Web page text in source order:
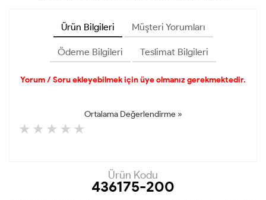
Ürün Bilgileri Müşteri Yorumları
Ödeme Bilgileri Teslimat Bilgileri
Yorum / Soru ekleyebilmek için üye olmanız gerekmektedir.
Ortalama Değerlendirme »
Ürün Kodu
436175-200